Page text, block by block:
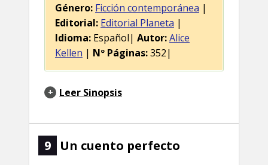
Género: Ficción contemporánea |
Editorial: Editorial Planeta |
Idioma: Español| Autor:Alice
Kellen | Nº Páginas:352|
Leer Sinopsis
9 Un cuento perfecto